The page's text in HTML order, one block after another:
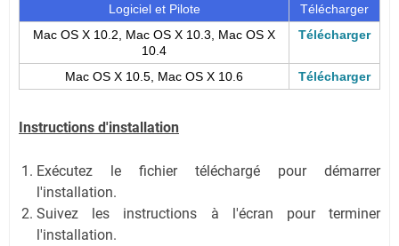
Logiciel et Pilote
Télécharger
Mac OS X 10.2, Mac OS X 10.3, Mac OS X
10.4
Télécharger
Mac OS X 10.5, Mac OS X 10.6 Télécharger
Instructions d'installation
Exécutez le fichier téléchargé pour démarrer
l'installation.
Suivez les instructions à l'écran pour terminer
l'installation.